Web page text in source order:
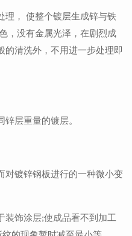
理， 使整个镀层生成锌与铁
，没有金属光泽，在剧烈成
的清洗外，不用进一步处理即
层重量的镀层。
对镀锌钢板进行的一种微小变
装饰涂层;使成品看不到加工